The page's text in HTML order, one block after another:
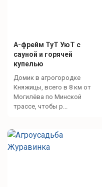
А-фрейм ТуТ УюТ с
сауной и горячей
купелью
Домик в агрогородке
Княжицы, всего в 8 км от
Могилёва по Минской
трассе, чтобы р...